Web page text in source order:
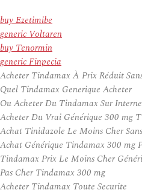
buy Ezetimibe
generic Voltaren
buy Tenormin
generic Finpecia
Acheter Tindamax À Prix Réduit
Quel Tindamax Generique Acheter
Ou Acheter Du Tindamax Sur
Acheter Du Vrai Générique 300 mg
Achat Tinidazole Le Moins Cher
Achat Générique Tindamax 300 mg
Tindamax Prix Le Moins Cher
Pas Cher Tindamax 300 mg
Acheter Tindamax Toute Securite